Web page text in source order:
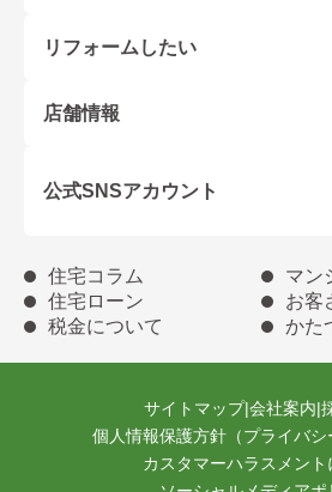
リフォームしたい
店舗情報
公式SNSアカウント
住宅コラム
マン
住宅ローン
お客
税金について
かた
サイトマップ|会社案内|
個人情報保護方針（プライバシ
カスタマーハラスメント